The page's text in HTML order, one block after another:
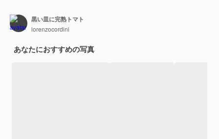
黒い皿に完熟トマト
lorenzocordini
あなたにおすすめの写真